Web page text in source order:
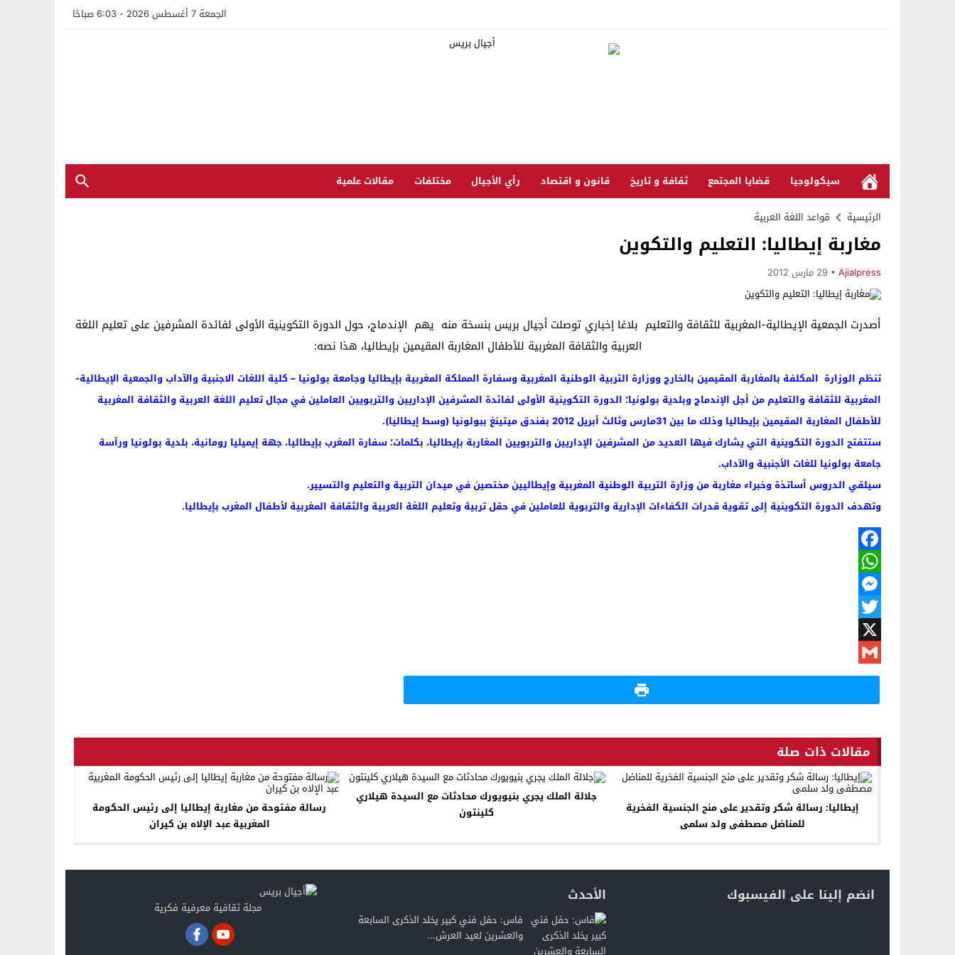
الجمعة 7 أغسطس 2026 - 6:03 صباحًا
سيكولوجيا قضايا المجتمع ثقافة و تاريخ قانون و اقتصاد رأي الأجيال مختلفات مقالات علمية
الرئيسية قواعد اللغة العربية
مغاربة إيطاليا: التعليم والتكوين
Ajialpress 29 مارس 2012
أصدرت الجمعية الإيطالية-المغربية للثقافة والتعليم بلاغا إخباري توصلت أجيال بريس بنسخة منه يهم الإندماج، حول الدورة التكوينية الأولى لفائدة المشرفين على تعليم اللغة
العربية والثقافة المغربية للأطفال المغاربة المقيمين بإيطاليا، هذا نصه:
تنظم الوزارة المكلفة بالمغاربة المقيمين بالخارج ووزارة التربية الوطنية المغربية وسفارة المملكة المغربية بإيطاليا وجامعة بولونيا – كلية اللغات الاجنبية والآداب والجمعية الإيطالية-
المغربية للثقافة والتعليم من أجل الإندماج وبلدية بولونيا؛ الدورة التكوينية الأولى لفائدة المشرفين الإداريين والتربويين العاملين في مجال تعليم اللغة العربية والثقافة المغربية
للأطفال المغاربة المقيمين بإيطاليا وذلك ما بين 31مارس وثالث أبريل 2012 بفندق ميتينغ ببولونيا (وسط إيطاليا).
ستتفتح الدورة التكوينية التي يشارك فيها العديد من المشرفين الإداريين والتربويين المغاربة بإيطاليا، بكلمات؛ سفارة المغرب بإيطاليا، جهة إيميليا رومانية، بلدية بولونيا ورآسة
جامعة بولونيا للغات الأجنبية والآداب.
سيلقي الدروس أساتذة وخبراء مغاربة من وزارة التربية الوطنية المغربية وإيطاليين مختصين في ميدان التربية والتعليم والتسيير.
وتهدف الدورة التكوينية إلى تقوية قدرات الكفاءات الإدارية والتربوية للعاملين في حقل تربية وتعليم اللغة العربية والثقافة المغربية لأطفال المغرب بإيطاليا.
Facebook
WhatsApp
Messenger
Twitter
X
Gmail
مقالات ذات صلة
إيطاليا: رسالة شكر وتقدير على منح الجنسية الفخرية
للمناضل مصطفى ولد سلمى
جلالة الملك يجري بنيويورك محادثات مع السيدة هيلاري
كلينتون
رسالة مفتوحة من مغاربة إيطاليا إلى رئيس الحكومة
المغربية عبد الإلاه بن كيران
انضم إلينا على الفيسبوك الأحدث
فاس: حفل فني كبير يخلد الذكرى السابعة
والعشرين لعيد العرش...
مجلة ثقافية معرفية فكرية